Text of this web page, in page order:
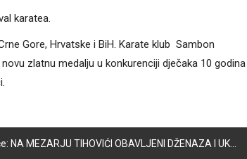
karatea.
Gore, Hrvatske i BiH. Karate klub Sambon
zlatnu medalju u konkurenciji dječaka 10 godina
NA MEZARJU TIHOVIĆI OBAVLJENI DŽENAZA I UKOP POSMRTNIH OSTATAKA SEJADA HERE